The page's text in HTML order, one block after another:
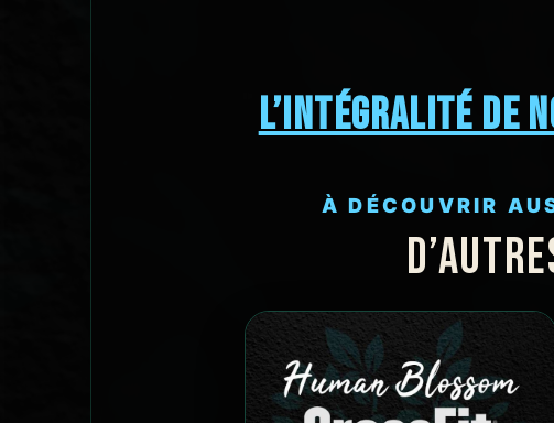
L’INTÉGRALITÉ DE
À DÉCOUVRIR